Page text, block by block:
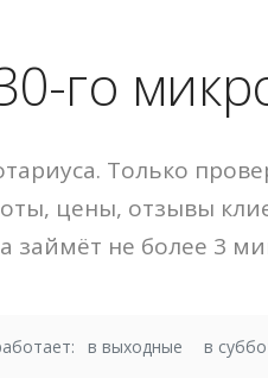
го
Только
цены, отзывы
займёт не более 3
в выходные в